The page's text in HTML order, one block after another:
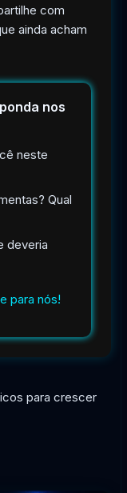
com
ainda acham
nos
neste
Qual
deveria
para nós!
para crescer